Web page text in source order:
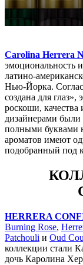
Carolina Herrera
эмоциональность
латино-
Нью-Йорка.
создана для
роскоши,
дизайнерами
полными буквами
ароматов имеют
подобранный под
HERRERA
Burning Rose,
Patchouli и Oud
коллекции стали
дочь Каролина